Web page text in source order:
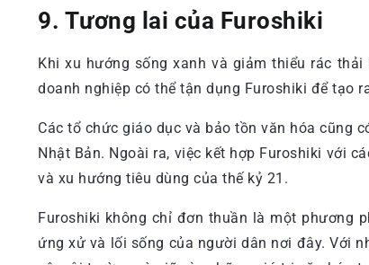
9. Tương lai của Furoshiki
Khi xu hướng sống xanh và giảm thiểu rác
doanh nghiệp có thể tận dụng Furoshiki để tạo
Các tổ chức giáo dục và bảo tồn văn hóa cũng
Nhật Bản. Ngoài ra, việc kết hợp Furoshiki với
và xu hướng tiêu dùng của thế kỷ 21.
Furoshiki không chỉ đơn thuần là một phương
ứng xử và lối sống của người dân nơi đây. Với